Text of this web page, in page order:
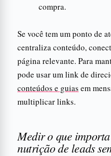
compra.
Se você tem um ponto de
centraliza conteúdo,
página relevante. Para
pode usar um link de
conteúdos e guias em
multiplicar links.
Medir o que
nutrição de leads